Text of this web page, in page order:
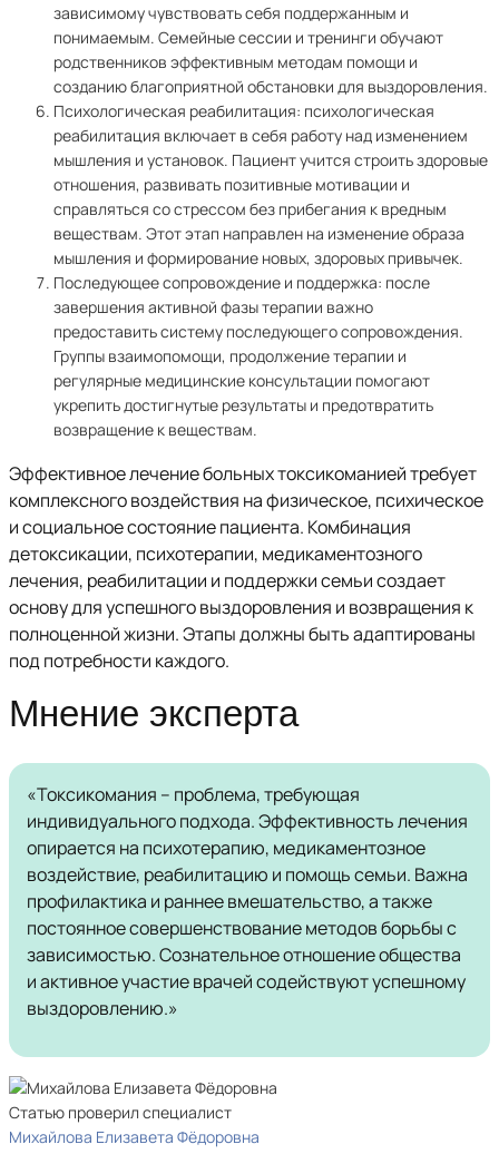
зависимому чувствовать себя поддержанным и
понимаемым. Семейные сессии и тренинги обучают
родственников эффективным методам помощи и
созданию благоприятной обстановки для выздоровления.
Психологическая реабилитация: психологическая
реабилитация включает в себя работу над изменением
мышления и установок. Пациент учится строить здоровые
отношения, развивать позитивные мотивации и
справляться со стрессом без прибегания к вредным
веществам. Этот этап направлен на изменение образа
мышления и формирование новых, здоровых привычек.
Последующее сопровождение и поддержка: после
завершения активной фазы терапии важно
предоставить систему последующего сопровождения.
Группы взаимопомощи, продолжение терапии и
регулярные медицинские консультации помогают
укрепить достигнутые результаты и предотвратить
возвращение к веществам.
Эффективное лечение больных токсикоманией требует
комплексного воздействия на физическое, психическое
и социальное состояние пациента. Комбинация
детоксикации, психотерапии, медикаментозного
лечения, реабилитации и поддержки семьи создает
основу для успешного выздоровления и возвращения к
полноценной жизни. Этапы должны быть адаптированы
под потребности каждого.
Мнение эксперта
«Токсикомания – проблема, требующая
индивидуального подхода. Эффективность лечения
опирается на психотерапию, медикаментозное
воздействие, реабилитацию и помощь семьи. Важна
профилактика и раннее вмешательство, а также
постоянное совершенствование методов борьбы с
зависимостью. Сознательное отношение общества
и активное участие врачей содействуют успешному
выздоровлению.»
Статью проверил специалист
Михайлова Елизавета Фёдоровна